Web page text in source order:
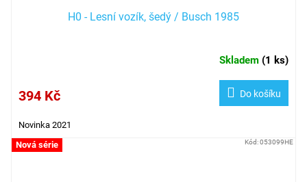
H0 - Lesní vozík, šedý / Busch 1985
Skladem (1 ks)
394 Kč Do košíku
Novinka 2021
Nová série
Kód:053099HE